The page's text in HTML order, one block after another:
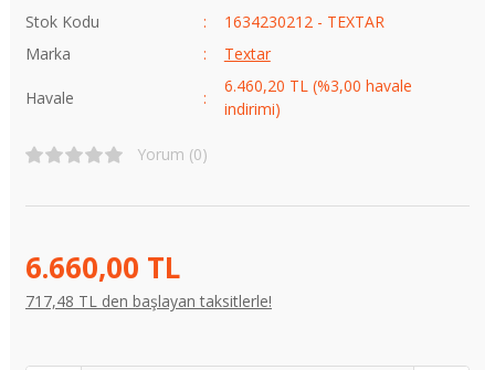
Stok Kodu
1634230212 - TEXTAR
Marka
Textar
Havale
6.460,20 TL (%3,00 havale
indirimi)
Yorum (0)
6.660,00 TL
717,48 TL den başlayan taksitlerle!